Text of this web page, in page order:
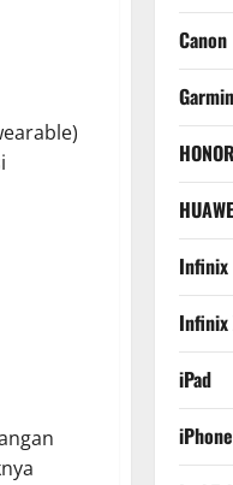
Canon
Garmin
Infinix
Infinix
iPad
iPhone